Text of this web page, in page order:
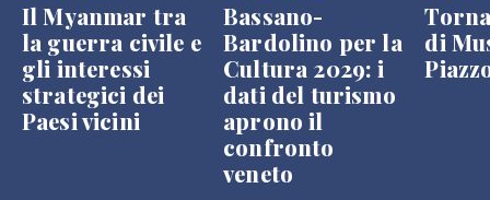
Il Myanmar tra
la guerra civile e
gli interessi
strategici dei
Paesi vicini
Bassano-
Bardolino per la
Cultura 2029: i
dati del turismo
aprono il
confronto
veneto
di